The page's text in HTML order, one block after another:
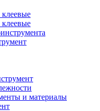
и материалы